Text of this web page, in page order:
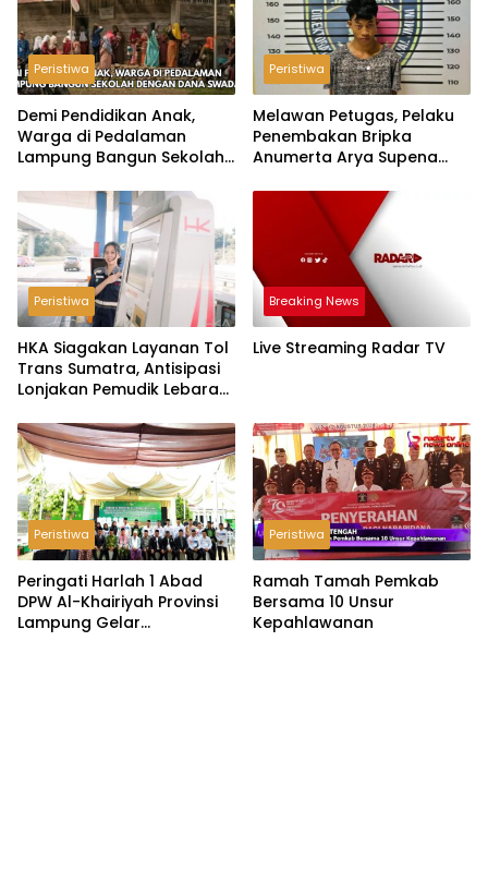
Peristiwa
Demi Pendidikan Anak,
Warga di Pedalaman
Lampung Bangun Sekolah
Peristiwa
Melawan Petugas, Pelaku
Penembakan Bripka
Anumerta Arya Supena
Hantu
Peristiwa
HKA Siagakan Layanan Tol
Trans Sumatra, Antisipasi
Lonjakan Pemudik Lebaran
Breaking News
Live Streaming Radar TV
Peristiwa
Peringati Harlah 1 Abad
DPW Al-Khairiyah Provinsi
Lampung Gelar
Peristiwa
Ramah Tamah Pemkab
Bersama 10 Unsur
Kepahlawanan